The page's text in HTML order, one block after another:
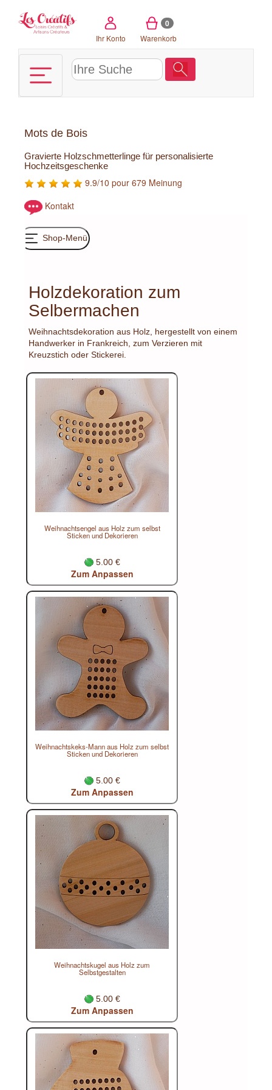
Ihr Konto
0
Warenkorb
Mots de Bois
Gravierte Holzschmetterlinge für personalisierte
Hochzeitsgeschenke
9.9/10 pour 679 Meinung
Kontakt
Shop-Menü
Holzdekoration zum
Selbermachen
Weihnachtsdekoration aus Holz, hergestellt von einem
Handwerker in Frankreich, zum Verzieren mit
Kreuzstich oder Stickerei.
Weihnachtsengel aus Holz zum selbst
Sticken und Dekorieren
5.00 €
Zum Anpassen
Weihnachtskeks-Mann aus Holz zum selbst
Sticken und Dekorieren
5.00 €
Zum Anpassen
Weihnachtskugel aus Holz zum
Selbstgestalten
5.00 €
Zum Anpassen